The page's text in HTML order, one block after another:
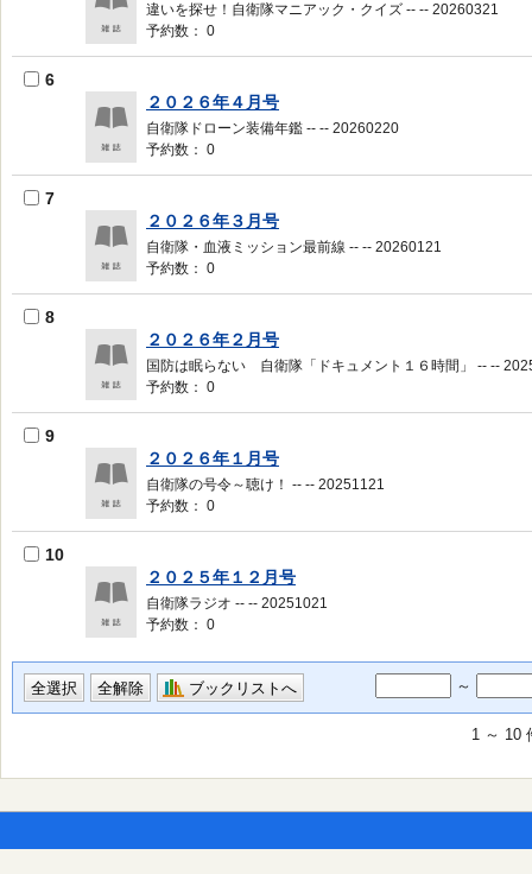
違いを探せ！自衛隊マニアック・クイズ -- -- 20260321
予約数： 0
6
２０２６年４月号
自衛隊ドローン装備年鑑 -- -- 20260220
予約数： 0
7
２０２６年３月号
自衛隊・血液ミッション最前線 -- -- 20260121
予約数： 0
8
２０２６年２月号
国防は眠らない 自衛隊「ドキュメント１６時間」 -- --
予約数： 0
9
２０２６年１月号
自衛隊の号令～聴け！ -- -- 20251121
予約数： 0
10
２０２５年１２月号
自衛隊ラジオ -- -- 20251021
予約数： 0
ブックリストへ ～
1 ～ 10